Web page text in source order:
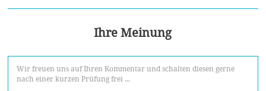
Ihre Meinung